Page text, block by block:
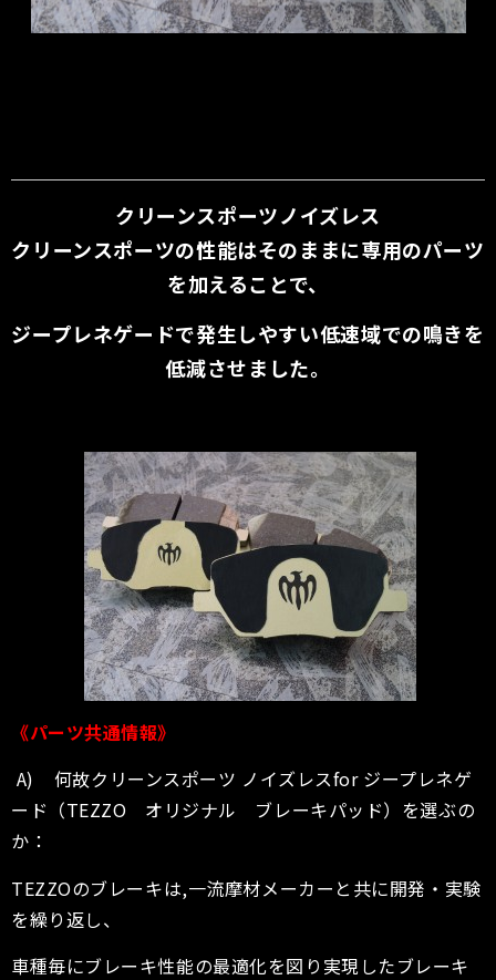
クリーンスポーツノイズレス
クリーンスポーツの性能はそのままに専用のパーツ
を加えることで、
ジープレネゲードで発生しやすい低速域での鳴きを
低減させました。
《パーツ共通情報》
A) 何故クリーンスポーツ ノイズレスfor ジープレネゲ
ード （TEZZO オリジナル ブレーキパッド）を選ぶの
か：
TEZZOのブレーキは,一流摩材メーカーと共に開発・実験
を繰り返し、
車種毎にブレーキ性能の最適化を図り実現したブレーキ